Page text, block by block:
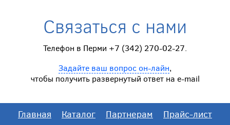
Связаться с нами
Телефон в Перми +7 (342) 270-02-27.
Задайте ваш вопрос он-лайн,
чтобы получить развернутый ответ на e-mail
Главная Каталог Партнерам
Прайс-лист